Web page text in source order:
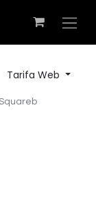
Tarifa Web